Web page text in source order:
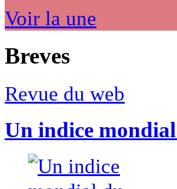
Voir la une
Breves
Revue du web
Un indice